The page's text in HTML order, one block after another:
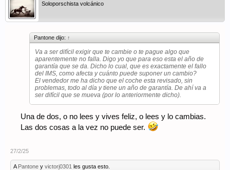
Soloporschista volcánico
Pantone dijo: ↑
Va a ser difícil exigir que te cambie o te pague algo que
aparentemente no falla. Digo yo que para eso esta el año de
garantía que se da. Dicho lo cual, que es exactamente el fallo
del IMS, como afecta y cuánto puede suponer un cambio?
El vendedor me ha dicho que el coche esta revisado, sin
problemas, todo al día y tiene un año de garantía. De ahí va a
ser difícil que se mueva (por lo anteriormente dicho).
Una de dos, o no lees y vives feliz, o lees y lo cambias.
Las dos cosas a la vez no puede ser.
27/2/25
A Pantone y victorj0301 les gusta esto.